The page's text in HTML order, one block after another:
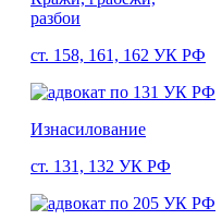
разбои
ст. 158, 161, 162 УК РФ
Изнасилование
ст. 131, 132 УК РФ